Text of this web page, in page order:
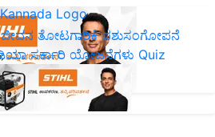
ತೋಟಗಾರಿಕೆಪಶುಸಂಗೋಪನೆ
ಸರ್ಕಾರಿ ಯೋಜನೆಗಳು Quiz